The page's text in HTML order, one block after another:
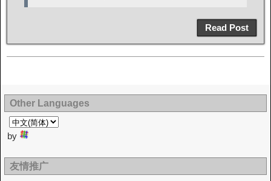
Read Post
Other Languages
by
友情推广